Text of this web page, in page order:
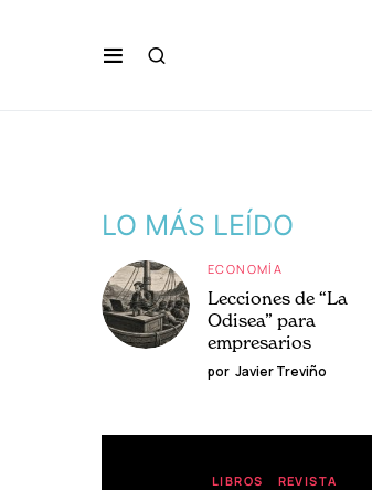
LO MÁS LEÍDO
ECONOMÍA
Lecciones de “La
Odisea” para
empresarios
por Javier Treviño
LIBROS REVISTA